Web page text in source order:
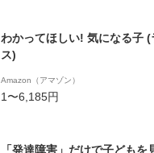
わかってほしい! 気になる子 (
ス)
Amazon（アマゾン）
1〜6,185円
「発達障害」だけで子どもを